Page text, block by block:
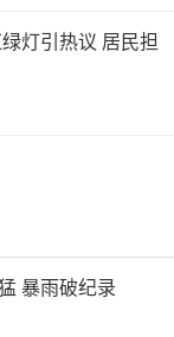
灯引热议 居民担
暴雨破纪录